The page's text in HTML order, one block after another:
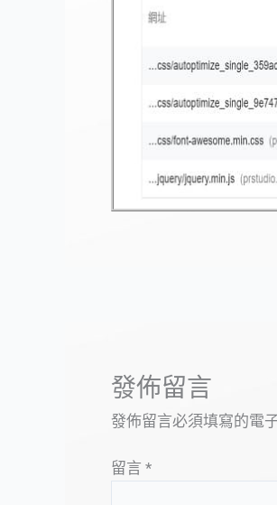
發佈留言
發佈留言必須填寫的電
留言 *